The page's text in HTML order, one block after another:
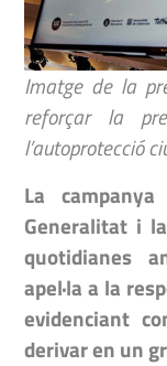
Imatge de la
reforçar la
l’autoprotecció
La campanya
Generalitat i
quotidianes
apel·la a la
evidenciant
derivar en un